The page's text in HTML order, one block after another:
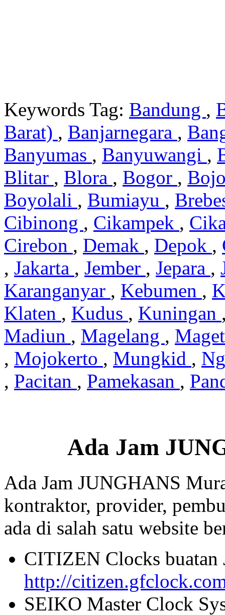
Keywords Tag: Bandung ,
Barat) , Banjarnegara ,
Banyumas , Banyuwangi ,
Blitar , Blora , Bogor ,
Boyolali , Bumiayu ,
Cibinong , Cikampek ,
Cirebon , Demak , Depok ,
, Jakarta , Jember , Jepara ,
Karanganyar , Kebumen ,
Klaten , Kudus , Kuningan
Madiun , Magelang ,
, Mojokerto , Mungkid ,
, Pacitan , Pamekasan ,
Ada Jam
Ada Jam JUNGHANS
kontraktor, provider,
ada di salah satu website
CITIZEN Clocks buatan
http://
SEIKO Master Clock